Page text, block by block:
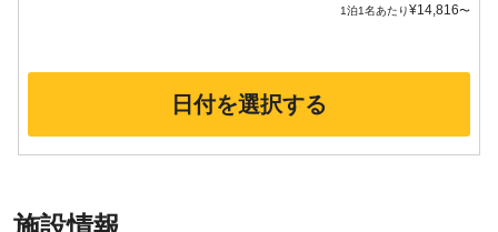
1泊1名あたり¥14,816〜
日付を選択する
施設情報